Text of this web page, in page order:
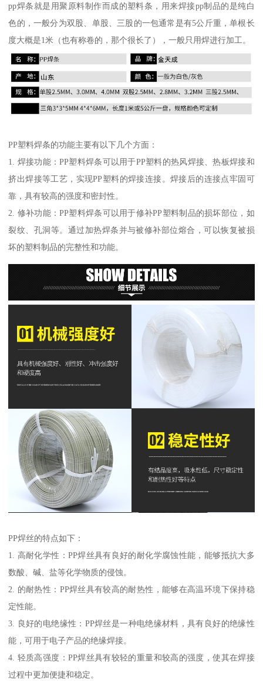
pp焊条就是用聚原料制作而成的塑料条，用来焊接pp制品的是纯白
色的，一般分为双股、单股、三股的一包通常是有5公斤重，单根长
度大概是1米（也有称卷的，那个很长了），一般只用焊进行加工。
PP塑料焊条的功能主要有以下几个方面：
1. 焊接功能：PP塑料焊条可以用于PP塑料的热风焊接、热板焊接和
挤出焊接等工艺，实现PP塑料的焊接连接。焊接后的连接点牢固可
靠，具有较高的强度和密封性。
2. 修补功能：PP塑料焊条可以用于修补PP塑料制品的损坏部位，如
裂纹、孔洞等。通过加热焊条并与被修补部位熔合，可以恢复被损
坏的塑料制品的完整性和功能。
PP焊丝的特点如下：
1. 高耐化学性：PP焊丝具有良好的耐化学腐蚀性能，能够抵抗大多
数酸、碱、盐等化学物质的侵蚀。
2. 的耐热性：PP焊丝具有较高的耐热性，能够在高温环境下保持稳
定性能。
3. 良好的电绝缘性：PP焊丝是一种电绝缘材料，具有良好的绝缘性
能，可用于电子产品的绝缘焊接。
4. 轻质高强度：PP焊丝具有较轻的重量和较高的强度，使其在焊接
过程中更加便捷和稳定。